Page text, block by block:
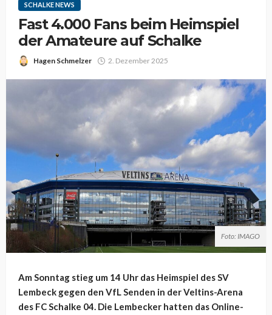
SCHALKE NEWS
Fast 4.000 Fans beim Heimspiel
der Amateure auf Schalke
Hagen Schmelzer 2. Dezember 2025
Foto: IMAGO
Am Sonntag stieg um 14 Uhr das Heimspiel des SV
Lembeck gegen den VfL Senden in der Veltins-Arena
des FC Schalke 04. Die Lembecker hatten das Online-